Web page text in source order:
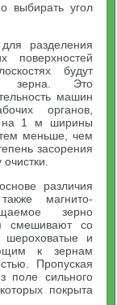
выбирать угол
разделения
будут
зерна. Это
машин
органов,
на 1 м ширины
тем меньше, чем
засорения
различия
магнито-
зерно
смешивают со
и
к зернам
Пропуская
поле сильного
покрыта